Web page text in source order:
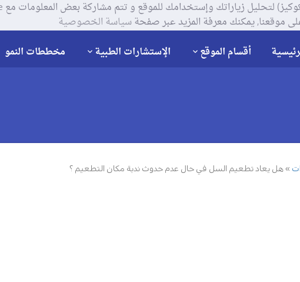
يمكنك معرفة المزيد عبر صفحةسياسة الخصوصية
أقسام الموقع الإستشارات الطبية مخططات النمو
هل يعاد تطعيم السل في حال عدم حدوث ندبة مكان التطعيم ؟